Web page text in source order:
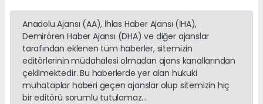
Anadolu Ajansı (AA), İhlas Haber Ajansı (İHA),
Demirören Haber Ajansı (DHA) ve diğer ajanslar
tarafından eklenen tüm haberler, sitemizin
editörlerinin müdahalesi olmadan ajans kanallarından
çekilmektedir. Bu haberlerde yer alan hukuki
muhataplar haberi geçen ajanslar olup sitemizin hiç
bir editörü sorumlu tutulamaz...